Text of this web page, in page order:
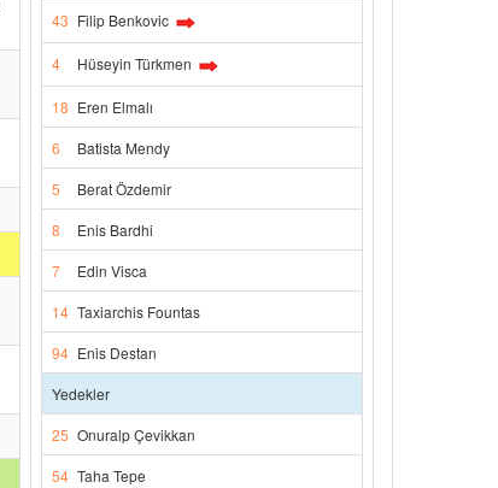
43 Filip Benkovic
4 Hüseyin Türkmen
18 Eren Elmalı
6
Batista Mendy
5
Berat Özdemir
8
Enis Bardhi
7
Edin Visca
14 Taxiarchis Fountas
94 Enis Destan
Yedekler
25 Onuralp Çevikkan
54 Taha Tepe